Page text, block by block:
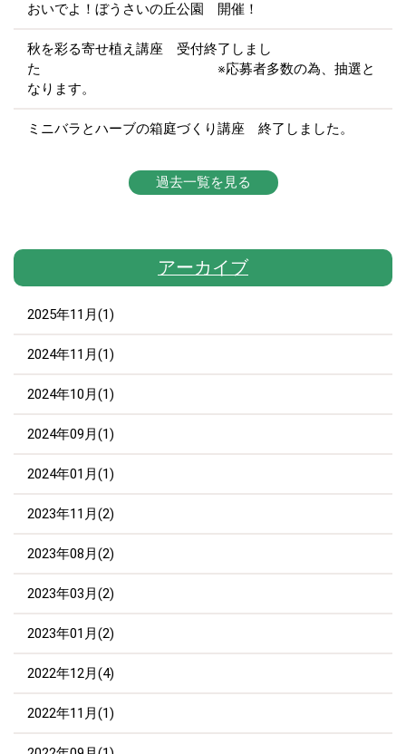
おいでよ！ぼうさいの丘公園 開催！
秋を彩る寄せ植え講座 受付終了しまし
た ※応募者多数の為、抽選と
なります。
ミニバラとハーブの箱庭づくり講座 終了しました。
過去一覧を見る
アーカイブ
2025年11月(1)
2024年11月(1)
2024年10月(1)
2024年09月(1)
2024年01月(1)
2023年11月(2)
2023年08月(2)
2023年03月(2)
2023年01月(2)
2022年12月(4)
2022年11月(1)